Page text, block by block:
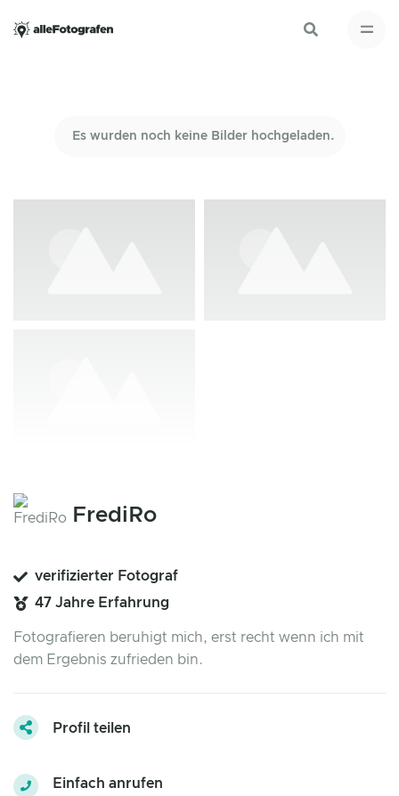
Es wurden noch keine Bilder hochgeladen.
FrediRo
verifizierter Fotograf
47 Jahre Erfahrung
Fotografieren beruhigt mich, erst recht wenn ich mit
dem Ergebnis zufrieden bin.
Profil teilen
Einfach anrufen